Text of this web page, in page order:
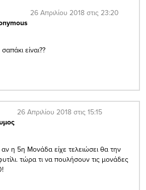
26 Απριλίου 2018 στις 23:20
είναι??
26 Απριλίου 2018 στις 15:15
αν η 5η Μονάδα είχε τελειώσει θα την
τώρα τι να πουλήσουν τις μονάδες